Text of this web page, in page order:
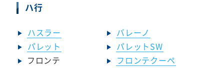
ハ行
ハスラー
バレーノ
パレット
パレットSW
フロンテ
フロンテクーペ